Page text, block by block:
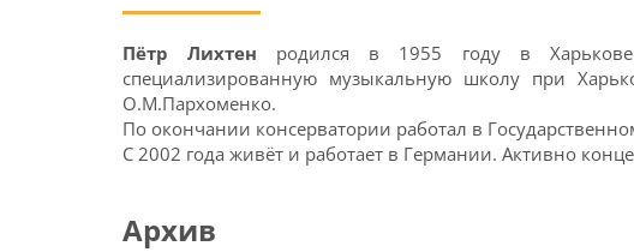
Пётр Лихтен родился в 1955 году в Харькове
специализированную музыкальную школу при
О.М.Пархоменко.
По окончании консерватории работал в
С 2002 года живёт и работает в Германии. Активно
Архив